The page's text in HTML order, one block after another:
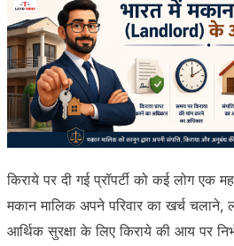
जानिए
कानूनी
उपाय
क्या
हैं?
किराये पर दी गई प्रॉपर्टी को कई लोग एक
मकान मालिक अपने परिवार का खर्च चलाने,
आर्थिक सुरक्षा के लिए किराये की आय पर